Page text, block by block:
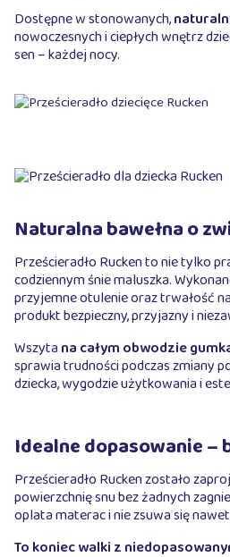
Dostępne w stonowanych,
nowoczesnych i ciepłych wnętrz
sen – każdej nocy.
Naturalna bawełna o
Prześcieradło Rucken to nie tylko
codziennym śnie maluszka.
przyjemne otulenie oraz trwałość
produkt bezpieczny, przyjazny i
Wszyta na całym obwodzie
sprawia trudności podczas zmiany
dziecka, wygodzie użytkowania i
Idealne dopasowanie –
Prześcieradło Rucken zostało
powierzchnię snu bez żadnych
oplata materac i nie zsuwa się
To koniec walki z